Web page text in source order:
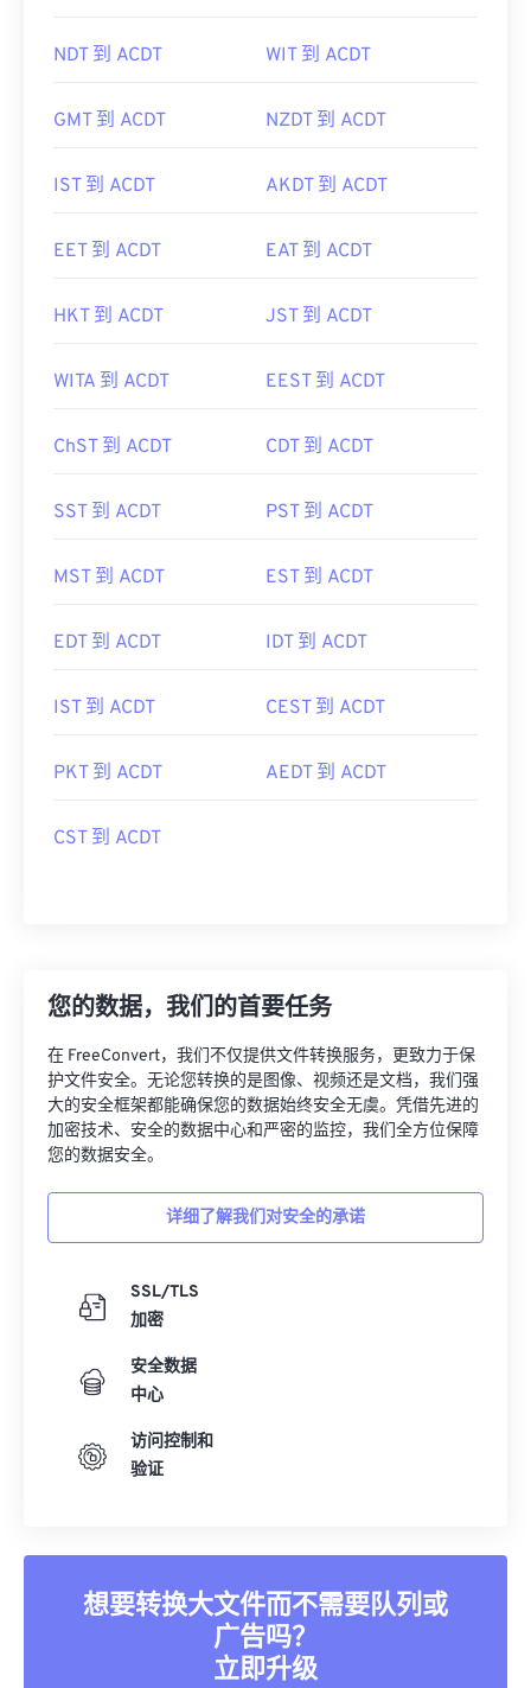
NDT 到 ACDT WIT 到 ACDT
GMT 到 ACDT NZDT 到 ACDT
IST 到 ACDT AKDT 到 ACDT
EET 到 ACDT EAT 到 ACDT
HKT 到 ACDT JST 到 ACDT
WITA 到 ACDT EEST 到 ACDT
ChST 到 ACDT CDT 到 ACDT
SST 到 ACDT PST 到 ACDT
MST 到 ACDT EST 到 ACDT
EDT 到 ACDT IDT 到 ACDT
IST 到 ACDT CEST 到 ACDT
PKT 到 ACDT AEDT 到 ACDT
CST 到 ACDT
您的数据，我们的首要任务
在 FreeConvert，我们不仅提供文件转换服务，更致力于保
护文件安全。无论您转换的是图像、视频还是文档，我们强
大的安全框架都能确保您的数据始终安全无虞。凭借先进的
加密技术、安全的数据中心和严密的监控，我们全方位保障
您的数据安全。
详细了解我们对安全的承诺
SSL/TLS
加密
安全数据
中心
访问控制和
验证
想要转换大文件而不需要队列或
广告吗？
立即升级